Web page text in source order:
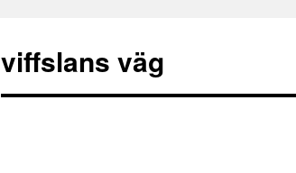
viffslans väg